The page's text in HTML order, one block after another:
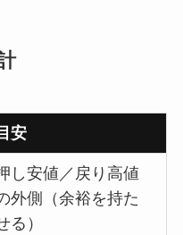
安
し安値／戻り高値
外側（余裕を持た
る）